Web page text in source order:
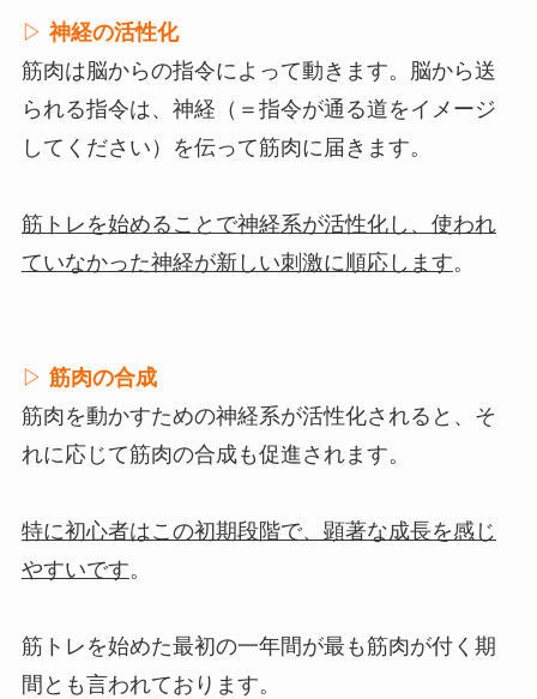
▷ 神経の活性化
筋肉は脳からの指令によって動きます。脳から送
られる指令は、神経（＝指令が通る道をイメージ
してください）を伝って筋肉に届きます。
筋トレを始めることで神経系が活性化し、使われ
ていなかった神経が新しい刺激に順応します。
▷ 筋肉の合成
筋肉を動かすための神経系が活性化されると、そ
れに応じて筋肉の合成も促進されます。
特に初心者はこの初期段階で、顕著な成長を感じ
やすいです。
筋トレを始めた最初の一年間が最も筋肉が付く期
間とも言われております。